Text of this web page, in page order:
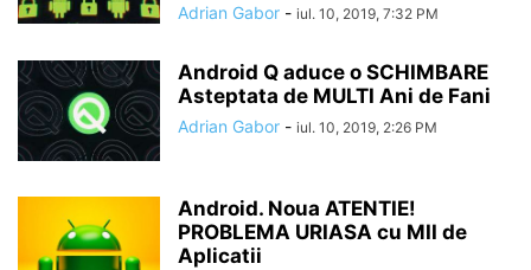
Adrian Gabor - iul. 10, 2019, 7:32 PM
Android Q aduce o SCHIMBARE
Asteptata de MULTI Ani de Fani
Adrian Gabor - iul. 10, 2019, 2:26 PM
Android. Noua ATENTIE!
PROBLEMA URIASA cu MII de
Aplicatii